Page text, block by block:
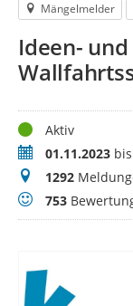
Mängelmelder
Ideen-
StatusAktiv
Zeitraum01.11.2023 bis
Meldungen
1292
Bewertungen
753